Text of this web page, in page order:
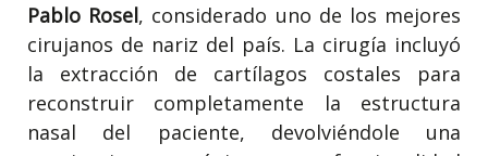
Pablo Rosel, considerado uno de los mejores
cirujanos de nariz del país. La cirugía incluyó
la extracción de cartílagos costales para
reconstruir completamente la estructura
nasal del paciente, devolviéndole una